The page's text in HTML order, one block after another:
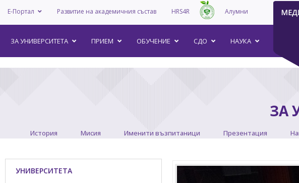
Е-Портал Развитие на академичния състав HRS4R Алумни
ЗА УНИВEРСИТЕТА ПРИЕМ ОБУЧЕНИЕ СДО НАУКА
ЗА
История Мисия Именити възпитаници Презентация
УНИВЕРСИТЕТА